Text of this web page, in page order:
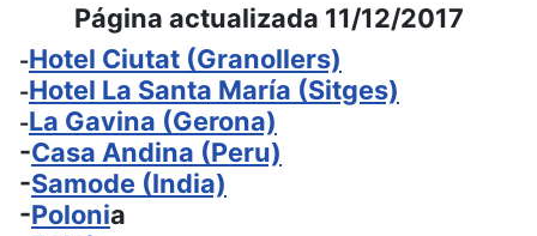
Página actualizada 11/12/2017
-Hotel Ciutat (Granollers)
-Hotel La Santa María (Sitges)
-La Gavina (Gerona)
-Casa Andina (Peru)
-Samode (India)
-Polonia